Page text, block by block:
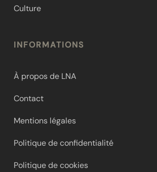
Culture
INFORMATIONS
À propos de LNA
Contact
Mentions légales
Politique de confidentialité
Politique de cookies